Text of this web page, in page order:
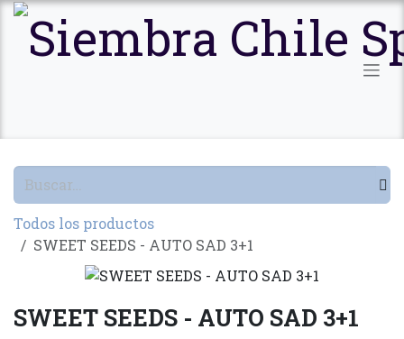
Ir al contenido
Todos los productos
SWEET SEEDS - AUTO SAD 3+1
SWEET SEEDS - AUTO SAD 3+1